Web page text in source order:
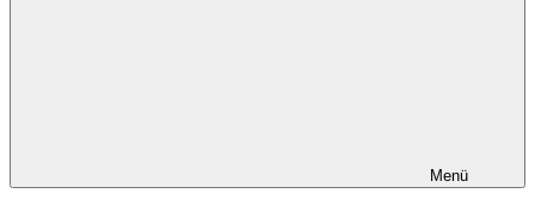
Menü